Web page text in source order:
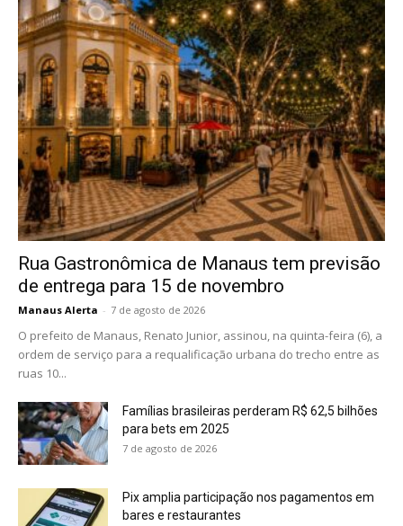
Rua Gastronômica de Manaus tem previsão
de entrega para 15 de novembro
Manaus Alerta - 7 de agosto de 2026
O prefeito de Manaus, Renato Junior, assinou, na quinta-feira (6), a
ordem de serviço para a requalificação urbana do trecho entre as
ruas 10...
Famílias brasileiras perderam R$ 62,5 bilhões
para bets em 2025
7 de agosto de 2026
Pix amplia participação nos pagamentos em
bares e restaurantes